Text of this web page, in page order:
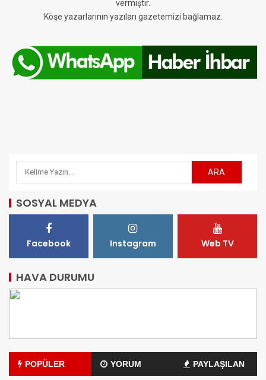
vermiştir.
Köşe yazarlarının yazıları gazetemizi bağlamaz.
SOSYAL MEDYA
Facebook Instagram Web TV
HAVA DURUMU
POPÜLER YORUM PAYLAŞILAN